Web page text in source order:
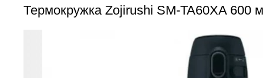
Термокружка Zojirushi SM-TA60XA 600